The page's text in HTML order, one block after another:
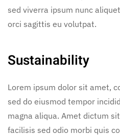
sed viverra ipsum nunc
orci sagittis eu volutpat.
Sustainability
Lorem ipsum dolor sit amet,
sed do eiusmod tempor
magna aliqua. Amet dictum
facilisis sed odio morbi quis